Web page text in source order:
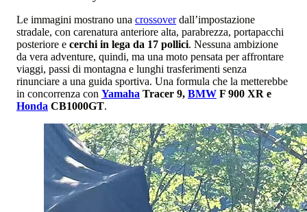
Le immagini mostrano una crossoverdall’impostazione
stradale, con carenatura anteriore alta, parabrezza, portapacchi
posteriore e cerchi in lega da 17 pollici. Nessuna ambizione
da vera adventure, quindi, ma una moto pensata per affrontare
viaggi, passi di montagna e lunghi trasferimenti senza
rinunciare a una guida sportiva. Una formula che la metterebbe
in concorrenza con Yamaha Tracer 9, BMW F 900 XR e
Honda CB1000GT.